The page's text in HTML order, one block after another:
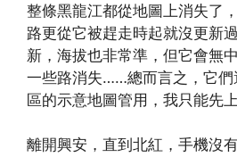
整條黑龍江都從地圖上消失了
路更從它被趕走時起就沒更新
新，海拔也非常準，但它會無
一些路消失……總而言之，它們
區的示意地圖管用，我只能先
離開興安，直到北紅，手機沒